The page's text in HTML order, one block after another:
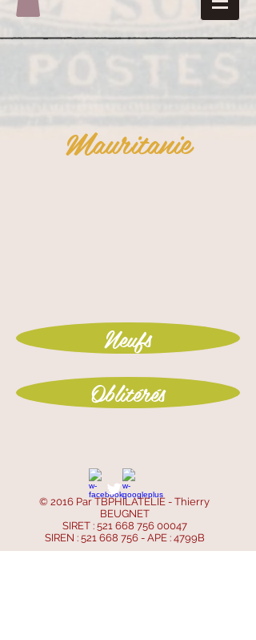
Mauritanie
Neufs
Oblitérés
© 2016 Par TBPHILATELIE - Thierry
BEUGNET
SIRET : 521 668 756 00047
SIREN : 521 668 756- APE : 4799B